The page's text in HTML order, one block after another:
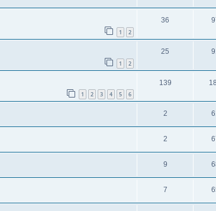
1 2
36
1 2
25
1 2 3 4 5 6
139
2
2
9
7